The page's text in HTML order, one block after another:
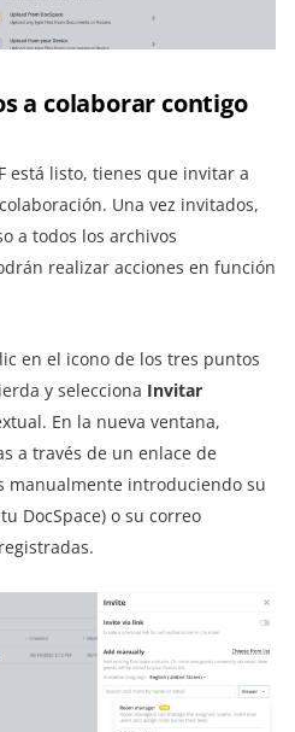
a colaborar contigo
está listo, tienes que invitar a
Una vez invitados,
a todos los archivos
realizar acciones en función
en el icono de los tres puntos
y selecciona Invitar
En la nueva ventana,
a través de un enlace de
manualmente introduciendo su
DocSpace) o su correo